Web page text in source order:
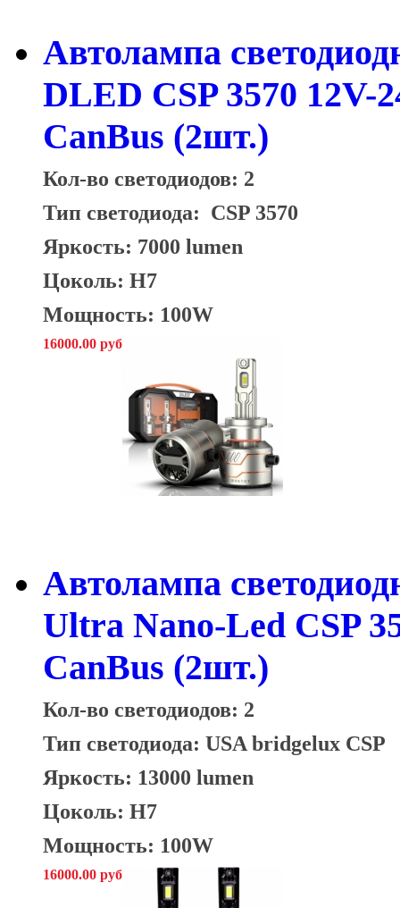
Автолампа
DLED CSP 3570 12V-
CanBus (2шт.)
Кол-во светодиодов: 2
Тип светодиода: CSP 3570
Яркость: 7000 lumen
Цоколь: H7
Мощность: 100W
16000.00 руб
Автолампа
Ultra Nano-Led CSP
CanBus (2шт.)
Кол-во светодиодов: 2
Тип светодиода: USA bridgelux CSP
Яркость: 13000 lumen
Цоколь: H7
Мощность: 100W
16000.00 руб